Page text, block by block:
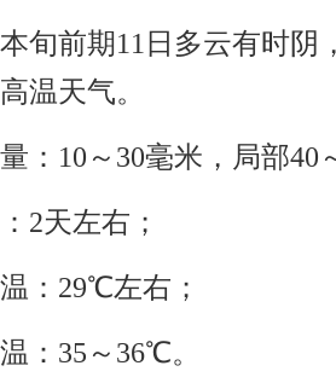
旬前期11日 多云有时阴
温天气。
： 10 ～ 30毫米 ， 局部40
2天左右 ；
： 29℃左右 ；
： 35 ～ 36℃。